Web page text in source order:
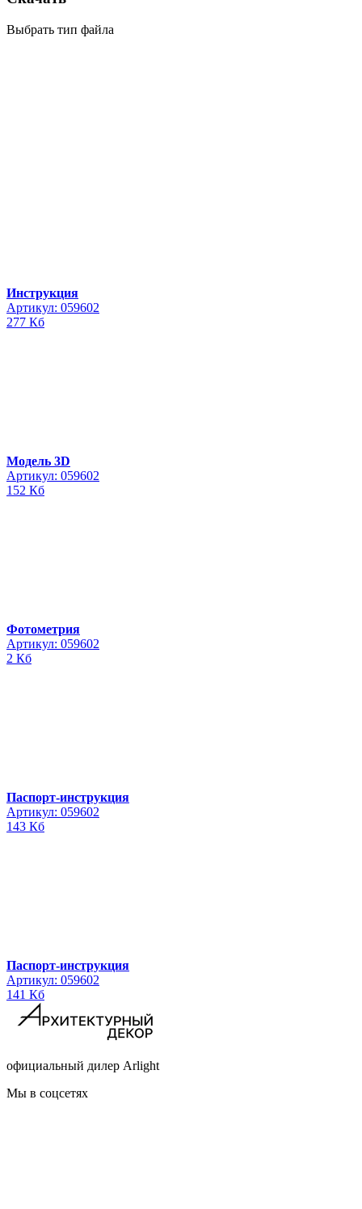
Выбрать тип файла
Инструкция
Артикул: 059602
277 Кб
Модель 3D
Артикул: 059602
152 Кб
Фотометрия
Артикул: 059602
2 Кб
Паспорт-инструкция
Артикул: 059602
143 Кб
Паспорт-инструкция
Артикул: 059602
141 Кб
официальный дилер Arlight
Мы в соцсетях